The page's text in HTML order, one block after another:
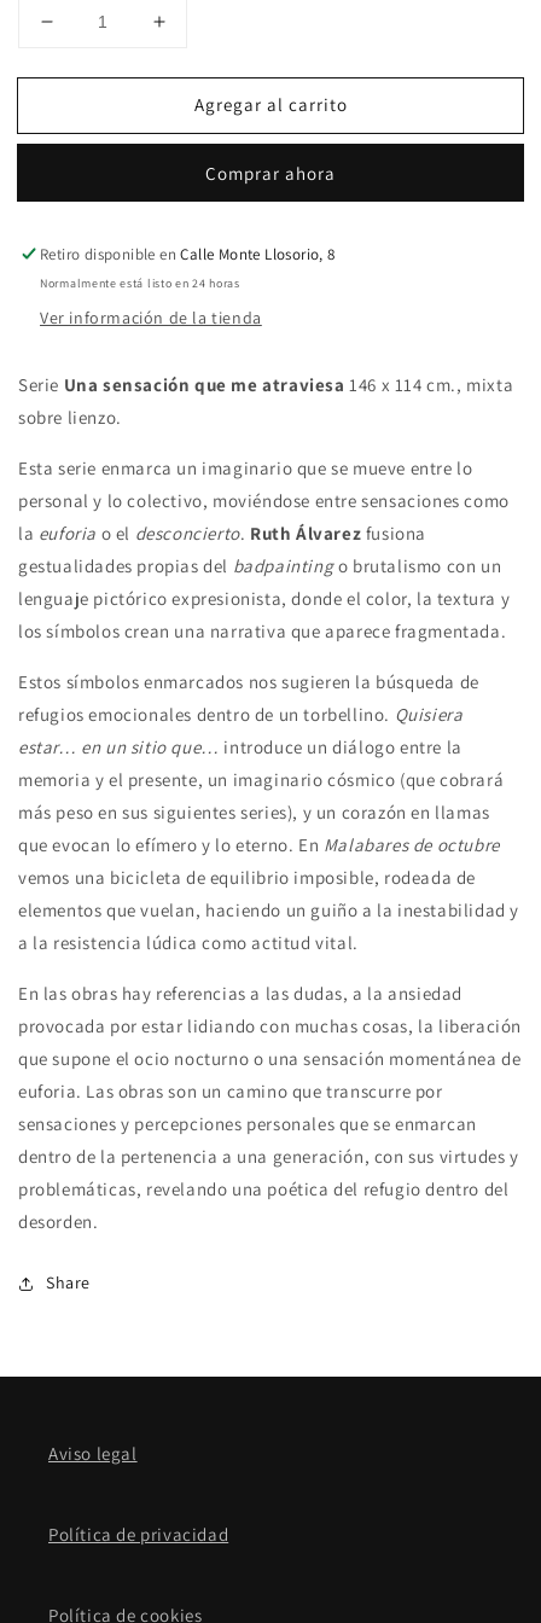
Reducir
para
Aumentar
para
Ensueño
Agregar al carrito
Comprar ahora
Retiro disponible enCalle Monte Llosorio, 8
Normalmente está listo en 24 horas
Ver información de la tienda
Serie Una sensación que me atraviesa 146 x 114 cm., mixta
sobre lienzo.
Esta serie enmarca un imaginario que se mueve entre lo
personal y lo colectivo, moviéndose entre sensaciones como
la euforia o el desconcierto. Ruth Álvarez fusiona
gestualidades propias del badpaintingo brutalismo con un
lenguaje pictórico expresionista, donde el color, la textura y
los símbolos crean una narrativa que aparece fragmentada.
Estos símbolos enmarcados nos sugieren la búsqueda de
refugios emocionales dentro de un torbellino. Quisiera
estar… en un sitio que… introduce un diálogo entre la
memoria y el presente, un imaginario cósmico (que cobrará
más peso en sus siguientes series), y un corazón en llamas
que evocan lo efímero y lo eterno. En Malabares de octubre
vemos una bicicleta de equilibrio imposible, rodeada de
elementos que vuelan, haciendo un guiño a la inestabilidad y
a la resistencia lúdica como actitud vital.
En las obras hay referencias a las dudas, a la ansiedad
provocada por estar lidiando con muchas cosas, la liberación
que supone el ocio nocturno o una sensación momentánea de
euforia. Las obras son un camino que transcurre por
sensaciones y percepciones personales que se enmarcan
dentro de la pertenencia a una generación, con sus virtudes y
problemáticas, revelando una poética del refugio dentro del
desorden.
Share
Aviso legal
Política de privacidad
Política de cookies